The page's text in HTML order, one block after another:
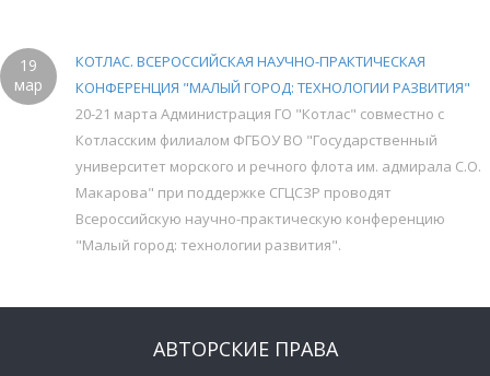
19
мар
КОТЛАС. ВСЕРОССИЙСКАЯ НАУЧНО-ПРАКТИЧЕСКАЯ
КОНФЕРЕНЦИЯ "МАЛЫЙ ГОРОД: ТЕХНОЛОГИИ РАЗВИТИЯ"
20-21 марта Администрация ГО "Котлас" совместно с
Котласским филиалом ФГБОУ ВО "Государственный
университет морского и речного флота им. адмирала С.О.
Макарова" при поддержке СГЦСЗР проводят
Всероссийскую научно-практическую конференцию
"Малый город: технологии развития".
АВТОРСКИЕ ПРАВА